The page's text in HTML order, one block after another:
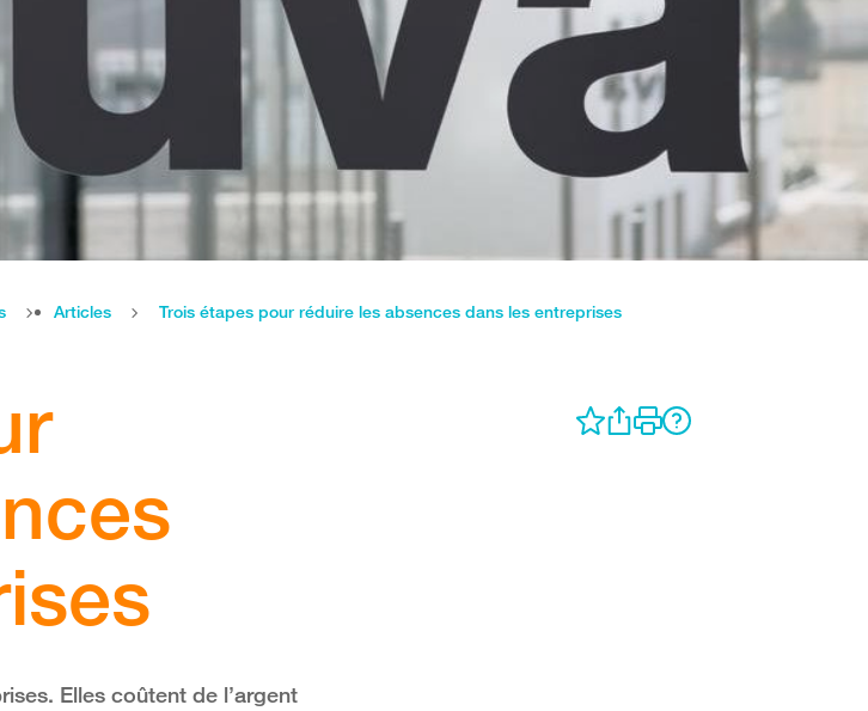
Articles Trois étapes pour réduire les absences dans les entreprises
Elles coûtent de l’argent